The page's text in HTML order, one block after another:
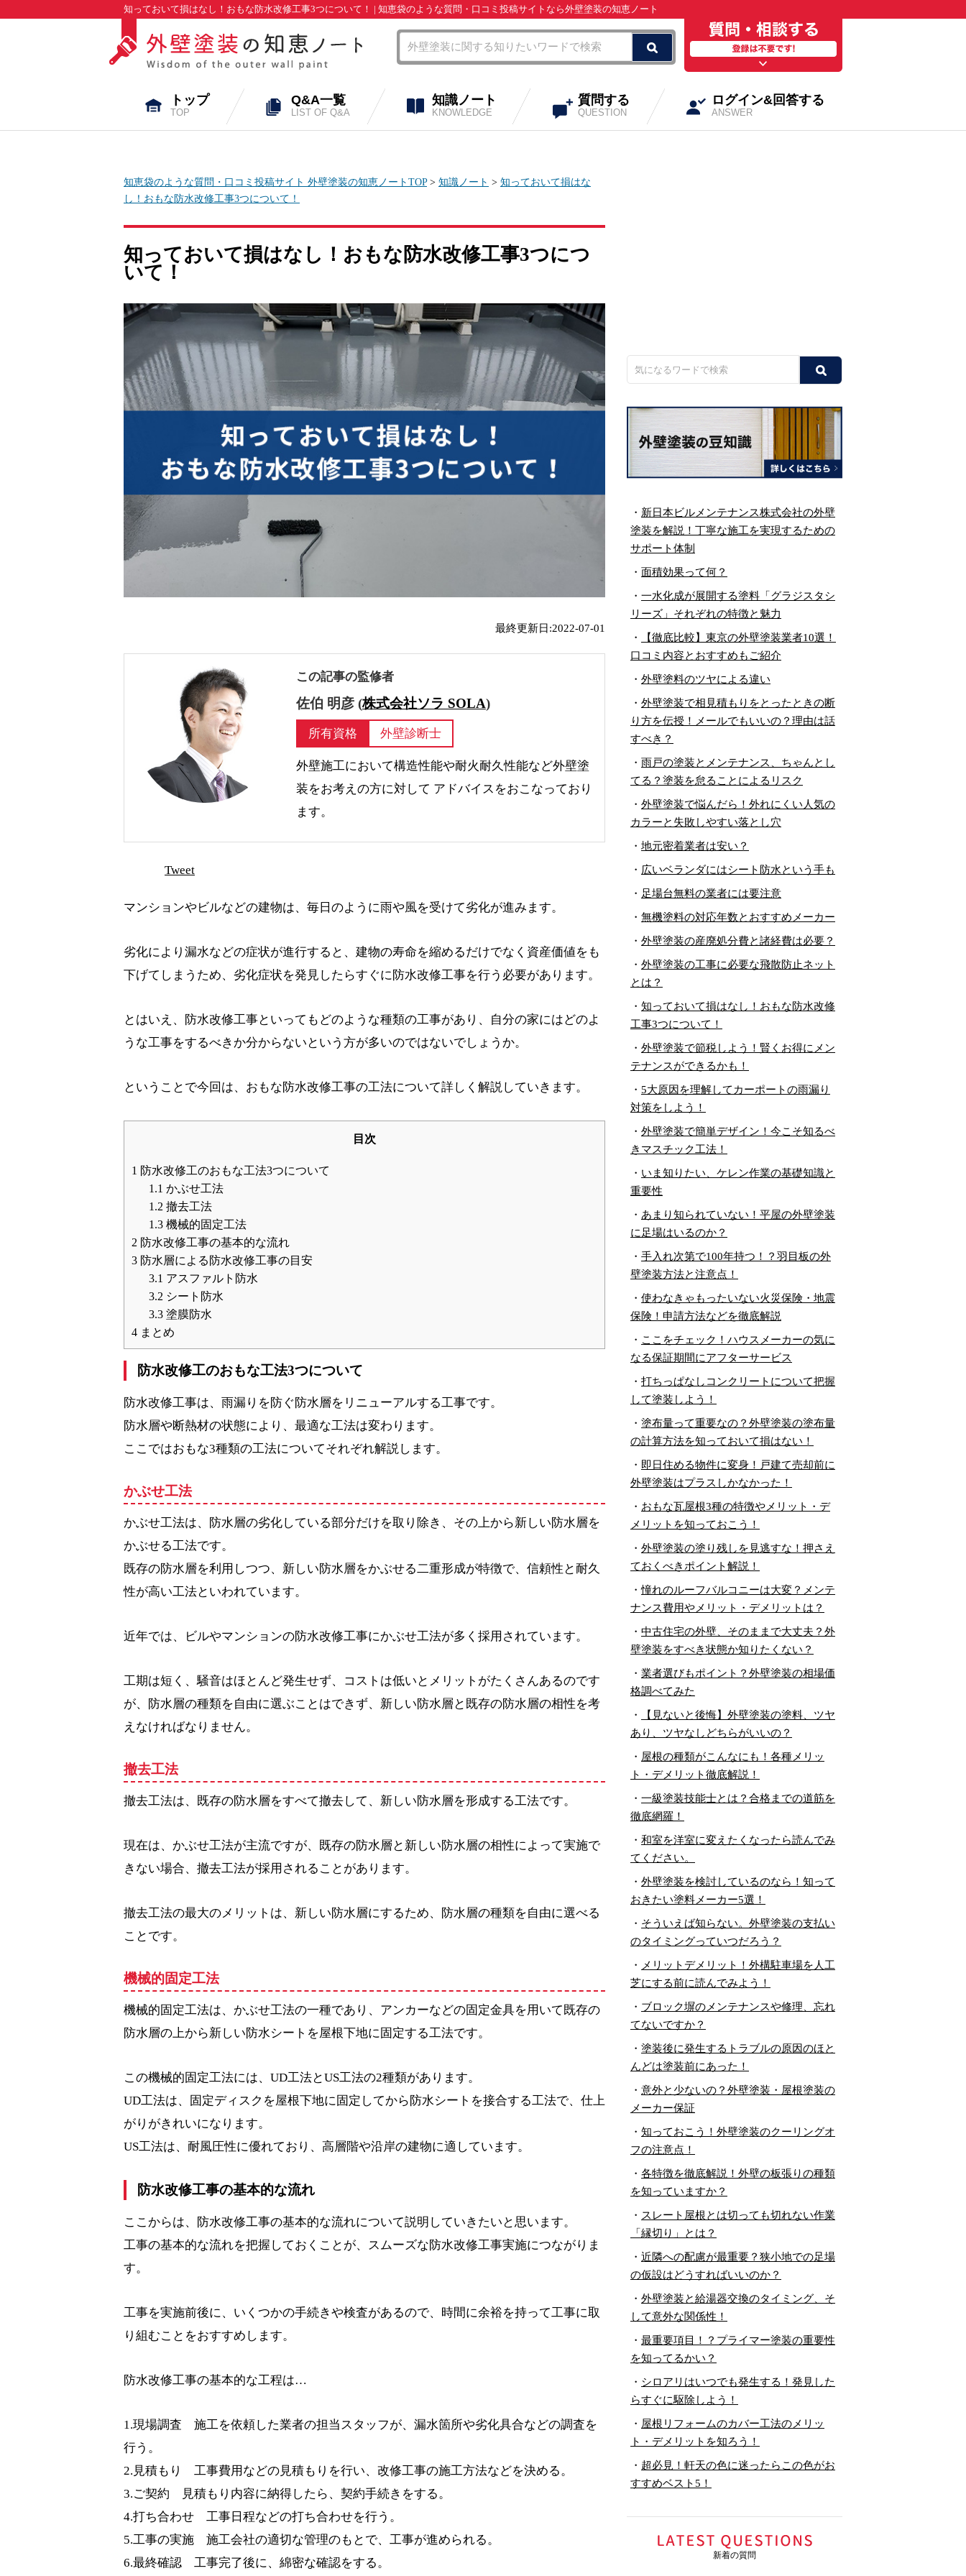
知っておいて損はなし！おもな防水改修工事3つについて！ | 知恵袋のような質問・口コミ投稿サイトなら外壁塗装の知恵ノート
トップ
TOP
Q&A一覧
LIST OF Q&A
知識ノート
KNOWLEDGE
質問する
QUESTION
ログイン&回答する
ANSWER
知恵袋のような質問・口コミ投稿サイト 外壁塗装の知恵ノートTOP> 知識ノート > 知っておいて損はな
し！おもな防水改修工事3つについて！
知っておいて損はなし！おもな防水改修工事3つにつ
いて！
最終更新日:2022-07-01
この記事の監修者
佐伯 明彦 (株式会社ソラ SOLA)
所有資格 外壁診断士
外壁施工において構造性能や耐火耐久性能など外壁塗
装をお考えの方に対して アドバイスをおこなっており
ます。
Tweet
マンションやビルなどの建物は、毎日のように雨や風を受けて劣化が進みます。
劣化により漏水などの症状が進行すると、建物の寿命を縮めるだけでなく資産価値をも
下げてしまうため、劣化症状を発見したらすぐに防水改修工事を行う必要があります。
とはいえ、防水改修工事といってもどのような種類の工事があり、自分の家にはどのよ
うな工事をするべきか分からないという方が多いのではないでしょうか。
ということで今回は、おもな防水改修工事の工法について詳しく解説していきます。
目次
1 防水改修工のおもな工法3つについて
1.1 かぶせ工法
1.2 撤去工法
1.3 機械的固定工法
2 防水改修工事の基本的な流れ
3 防水層による防水改修工事の目安
3.1 アスファルト防水
3.2 シート防水
3.3 塗膜防水
4 まとめ
防水改修工のおもな工法3つについて
防水改修工事は、雨漏りを防ぐ防水層をリニューアルする工事です。
防水層や断熱材の状態により、最適な工法は変わります。
ここではおもな3種類の工法についてそれぞれ解説します。
かぶせ工法
かぶせ工法は、防水層の劣化している部分だけを取り除き、その上から新しい防水層を
かぶせる工法です。
既存の防水層を利用しつつ、新しい防水層をかぶせる二重形成が特徴で、信頼性と耐久
性が高い工法といわれています。
近年では、ビルやマンションの防水改修工事にかぶせ工法が多く採用されています。
工期は短く、騒音はほとんど発生せず、コストは低いとメリットがたくさんあるのです
が、防水層の種類を自由に選ぶことはできず、新しい防水層と既存の防水層の相性を考
えなければなりません。
撤去工法
撤去工法は、既存の防水層をすべて撤去して、新しい防水層を形成する工法です。
現在は、かぶせ工法が主流ですが、既存の防水層と新しい防水層の相性によって実施で
きない場合、撤去工法が採用されることがあります。
撤去工法の最大のメリットは、新しい防水層にするため、防水層の種類を自由に選べる
ことです。
機械的固定工法
機械的固定工法は、かぶせ工法の一種であり、アンカーなどの固定金具を用いて既存の
防水層の上から新しい防水シートを屋根下地に固定する工法です。
この機械的固定工法には、UD工法とUS工法の2種類があります。
UD工法は、固定ディスクを屋根下地に固定してから防水シートを接合する工法で、仕上
がりがきれいになります。
US工法は、耐風圧性に優れており、高層階や沿岸の建物に適しています。
防水改修工事の基本的な流れ
ここからは、防水改修工事の基本的な流れについて説明していきたいと思います。
工事の基本的な流れを把握しておくことが、スムーズな防水改修工事実施につながりま
す。
工事を実施前後に、いくつかの手続きや検査があるので、時間に余裕を持って工事に取
り組むことをおすすめします。
防水改修工事の基本的な工程は…
1.現場調査 施工を依頼した業者の担当スタッフが、漏水箇所や劣化具合などの調査を
行う。
2.見積もり 工事費用などの見積もりを行い、改修工事の施工方法などを決める。
3.ご契約 見積もり内容に納得したら、契約手続きをする。
4.打ち合わせ 工事日程などの打ち合わせを行う。
5.工事の実施 施工会社の適切な管理のもとで、工事が進められる。
6.最終確認 工事完了後に、綿密な確認をする。
・ 新日本ビルメンテナンス株式会社の外壁
塗装を解説！丁寧な施工を実現するための
サポート体制
・ 面積効果って何？
・ 一水化成が展開する塗料「グラジスタシ
リーズ」それぞれの特徴と魅力
・
【徹底比較】東京の外壁塗装業者10選！
口コミ内容とおすすめもご紹介
・ 外壁塗料のツヤによる違い
・ 外壁塗装で相見積もりをとったときの断
り方を伝授！メールでもいいの？理由は話
すべき？
・ 雨戸の塗装とメンテナンス、ちゃんとし
てる？塗装を怠ることによるリスク
・ 外壁塗装で悩んだら！外れにくい人気の
カラーと失敗しやすい落とし穴
・ 地元密着業者は安い？
・ 広いベランダにはシート防水という手も
・ 足場台無料の業者には要注意
・ 無機塗料の対応年数とおすすめメーカー
・ 外壁塗装の産廃処分費と諸経費は必要？
・ 外壁塗装の工事に必要な飛散防止ネット
とは？
・ 知っておいて損はなし！おもな防水改修
工事3つについて！
・ 外壁塗装で節税しよう！賢くお得にメン
テナンスができるかも！
・ 5大原因を理解してカーポートの雨漏り
対策をしよう！
・ 外壁塗装で簡単デザイン！今こそ知るべ
きマスチック工法！
・ いま知りたい、ケレン作業の基礎知識と
重要性
・ あまり知られていない！平屋の外壁塗装
に足場はいるのか？
・ 手入れ次第で100年持つ！？羽目板の外
壁塗装方法と注意点！
・ 使わなきゃもったいない火災保険・地震
保険！申請方法などを徹底解説
・ ここをチェック！ハウスメーカーの気に
なる保証期間にアフターサービス
・ 打ちっぱなしコンクリートについて把握
して塗装しよう！
・ 塗布量って重要なの？外壁塗装の塗布量
の計算方法を知っておいて損はない！
・ 即日住める物件に変身！戸建て売却前に
外壁塗装はプラスしかなかった！
・ おもな瓦屋根3種の特徴やメリット・デ
メリットを知っておこう！
・ 外壁塗装の塗り残しを見逃すな！押さえ
ておくべきポイント解説！
・憧れのルーフバルコニーは大変？メンテ
ナンス費用やメリット・デメリットは？
・ 中古住宅の外壁、そのままで大丈夫？外
壁塗装をすべき状態か知りたくない？
・ 業者選びもポイント？外壁塗装の相場価
格調べてみた
・
【見ないと後悔】外壁塗装の塗料、ツヤ
あり、ツヤなしどちらがいいの？
・ 屋根の種類がこんなにも！各種メリッ
ト・デメリット徹底解説！
・ 一級塗装技能士とは？合格までの道筋を
徹底網羅！
・ 和室を洋室に変えたくなったら読んでみ
てください。
・ 外壁塗装を検討しているのなら！知って
おきたい塗料メーカー5選！
・ そういえば知らない。外壁塗装の支払い
のタイミングっていつだろう？
・ メリットデメリット！外構駐車場を人工
芝にする前に読んでみよう！
・ ブロック塀のメンテナンスや修理、忘れ
てないですか？
・ 塗装後に発生するトラブルの原因のほと
んどは塗装前にあった！
・ 意外と少ないの？外壁塗装・屋根塗装の
メーカー保証
・ 知っておこう！外壁塗装のクーリングオ
フの注意点！
・ 各特徴を徹底解説！外壁の板張りの種類
を知っていますか？
・ スレート屋根とは切っても切れない作業
「縁切り」とは？
・ 近隣への配慮が最重要？狭小地での足場
の仮設はどうすればいいのか？
・ 外壁塗装と給湯器交換のタイミング、そ
して意外な関係性！
・ 最重要項目！？プライマー塗装の重要性
を知ってるかい？
・ シロアリはいつでも発生する！発見した
らすぐに駆除しよう！
・ 屋根リフォームのカバー工法のメリッ
ト・デメリットを知ろう！
・ 超必見！軒天の色に迷ったらこの色がお
すすめベスト5！
新着の質問